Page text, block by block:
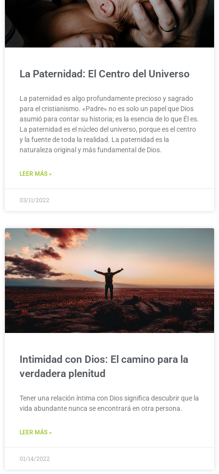
La Paternidad: El Centro del Universo
La paternidad es algo profundamente precioso y sagrado
para el cristianismo. «Padre» no es solo un papel que Dios
asumió para contar su historia; es la esencia de lo que Él es.
La paternidad es el núcleo del universo, porque es el centro
y la fuente de toda la realidad. La paternidad es la
naturaleza original y más fundamental de Dios.
LEER MÁS »
03/11/2022
Intimidad con Dios: El camino para la
verdadera plenitud
Tener una relación íntima con Dios significa descubrir que la
vida abundante nunca se encontrará en otra persona.
LEER MÁS »
01/14/2022